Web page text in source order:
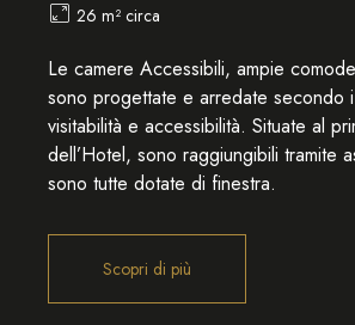
26 m² circa
Le camere Accessibili, ampie
sono progettate e arredate secondo
visitabilità e accessibilità. Situate al
dell’Hotel, sono raggiungibili tramite
sono tutte dotate di finestra.